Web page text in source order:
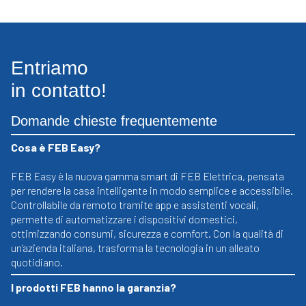
era: è:
Entriamo
in contatto!
Domande chieste frequentemente
Cosa è FEB Easy?
FEB Easy è la nuova gamma smart di FEB Elettrica, pensata
per rendere la casa intelligente in modo semplice e accessibile.
Controllabile da remoto tramite app e assistenti vocali,
permette di automatizzare i dispositivi domestici,
ottimizzando consumi, sicurezza e comfort. Con la qualità di
un’azienda italiana, trasforma la tecnologia in un alleato
quotidiano.
I prodotti FEB hanno la garanzia?